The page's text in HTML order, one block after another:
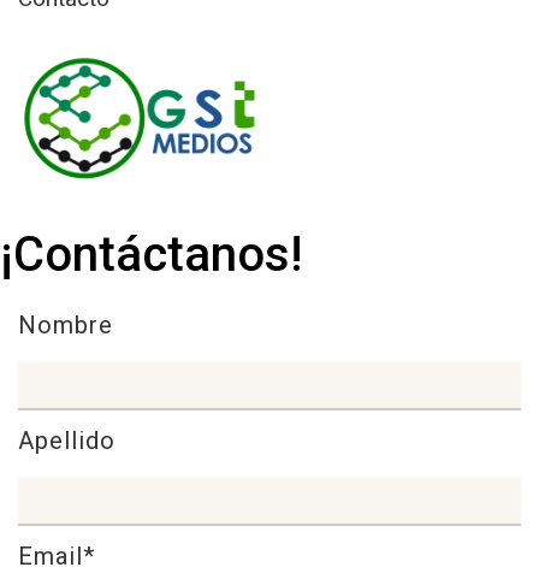
¡Contáctanos!
Nombre
Apellido
Email*